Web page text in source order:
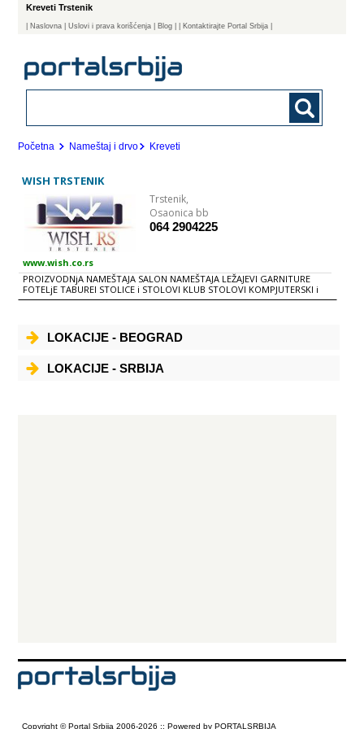
Kreveti Trstenik
Naslovna | Uslovi i prava korišćenja Blog | Kontaktirajte Portal Srbija |
Početna Nameštaj i drvo Kreveti
WISH TRSTENIK
Trstenik,
Osaonica bb
064 2904225
www.wish.co.rs
PROIZVODNjA NAMEŠTAJA SALON NAMEŠTAJA LEŽAJEVI GARNITURE
FOTELjE TABUREI STOLICE i STOLOVI KLUB STOLOVI KOMPJUTERSKI i
RADNI STOLOVI KREVETI KUHINjE ORMARI i PLAKARI KOMODICE i
LOKACIJE - BEOGRAD
LOKACIJE - SRBIJA
Copyright © Portal Srbija 2006-2026 :: Powered by PORTALSRBIJA